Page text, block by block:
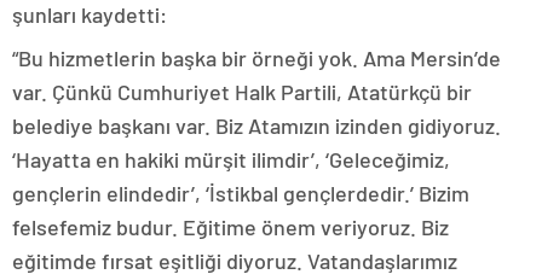
şunları kaydetti:
“Bu hizmetlerin başka bir örneği yok. Ama Mersin’de
var. Çünkü Cumhuriyet Halk Partili, Atatürkçü bir
belediye başkanı var. Biz Atamızın izinden gidiyoruz.
‘Hayatta en hakiki mürşit ilimdir’, ‘Geleceğimiz,
gençlerin elindedir’, ‘İstikbal gençlerdedir.’ Bizim
felsefemiz budur. Eğitime önem veriyoruz. Biz
eğitimde fırsat eşitliği diyoruz. Vatandaşlarımız